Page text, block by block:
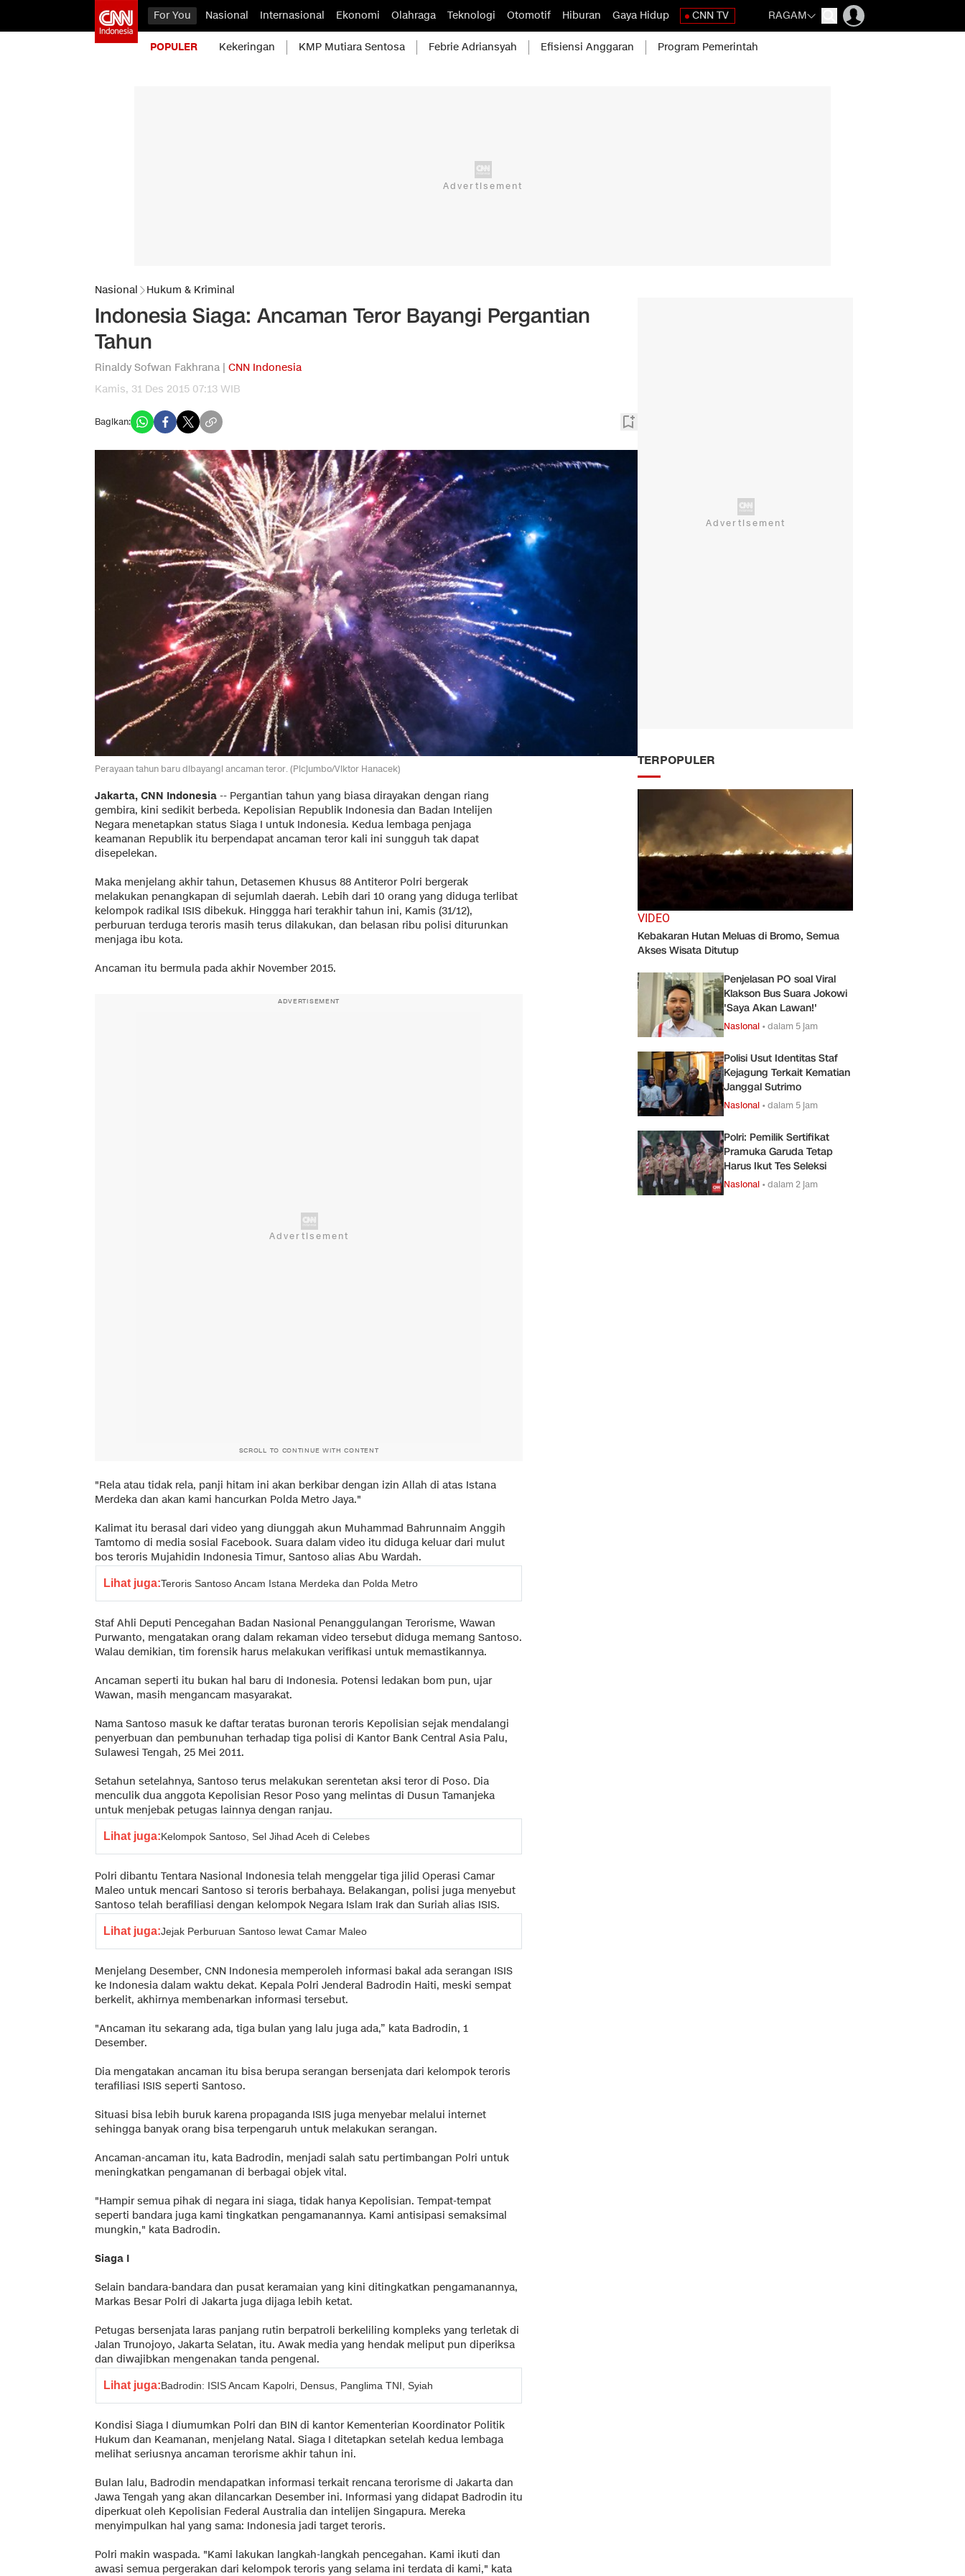
For You Nasional Internasional Ekonomi Olahraga Teknologi Otomotif Hiburan Gaya Hidup CNN TV RAGAM
POPULER Kekeringan KMP Mutiara Sentosa Febrie Adriansyah Efisiensi Anggaran Program Pemerintah
Nasional Hukum & Kriminal
Indonesia Siaga: Ancaman Teror Bayangi Pergantian
Tahun
Rinaldy Sofwan Fakhrana | CNN Indonesia
Kamis, 31 Des 2015 07:13 WIB
Bagikan:
Perayaan tahun baru dibayangi ancaman teror. (Picjumbo/Viktor Hanacek)
Jakarta, CNN Indonesia -- Pergantian tahun yang biasa dirayakan dengan riang
gembira, kini sedikit berbeda. Kepolisian Republik Indonesia dan Badan Intelijen
Negara menetapkan status Siaga I untuk Indonesia. Kedua lembaga penjaga
keamanan Republik itu berpendapat ancaman teror kali ini sungguh tak dapat
disepelekan.
Maka menjelang akhir tahun, Detasemen Khusus 88 Antiteror Polri bergerak
melakukan penangkapan di sejumlah daerah. Lebih dari 10 orang yang diduga terlibat
kelompok radikal ISIS dibekuk. Hinggga hari terakhir tahun ini, Kamis (31/12),
perburuan terduga teroris masih terus dilakukan, dan belasan ribu polisi diturunkan
menjaga ibu kota.
Ancaman itu bermula pada akhir November 2015.
ADVERTISEMENT
SCROLL TO CONTINUE WITH CONTENT
"Rela atau tidak rela, panji hitam ini akan berkibar dengan izin Allah di atas Istana
Merdeka dan akan kami hancurkan Polda Metro Jaya."
Kalimat itu berasal dari video yang diunggah akun Muhammad Bahrunnaim Anggih
Tamtomo di media sosial Facebook. Suara dalam video itu diduga keluar dari mulut
bos teroris Mujahidin Indonesia Timur, Santoso alias Abu Wardah.
Lihat juga:Teroris Santoso Ancam Istana Merdeka dan Polda Metro
Staf Ahli Deputi Pencegahan Badan Nasional Penanggulangan Terorisme, Wawan
Purwanto, mengatakan orang dalam rekaman video tersebut diduga memang Santoso.
Walau demikian, tim forensik harus melakukan verifikasi untuk memastikannya.
Ancaman seperti itu bukan hal baru di Indonesia. Potensi ledakan bom pun, ujar
Wawan, masih mengancam masyarakat.
Nama Santoso masuk ke daftar teratas buronan teroris Kepolisian sejak mendalangi
penyerbuan dan pembunuhan terhadap tiga polisi di Kantor Bank Central Asia Palu,
Sulawesi Tengah, 25 Mei 2011.
Setahun setelahnya, Santoso terus melakukan serentetan aksi teror di Poso. Dia
menculik dua anggota Kepolisian Resor Poso yang melintas di Dusun Tamanjeka
untuk menjebak petugas lainnya dengan ranjau.
Lihat juga:Kelompok Santoso, Sel Jihad Aceh di Celebes
Polri dibantu Tentara Nasional Indonesia telah menggelar tiga jilid Operasi Camar
Maleo untuk mencari Santoso si teroris berbahaya. Belakangan, polisi juga menyebut
Santoso telah berafiliasi dengan kelompok Negara Islam Irak dan Suriah alias ISIS.
Lihat juga:Jejak Perburuan Santoso lewat Camar Maleo
Menjelang Desember, CNN Indonesia memperoleh informasi bakal ada serangan ISIS
ke Indonesia dalam waktu dekat. Kepala Polri Jenderal Badrodin Haiti, meski sempat
berkelit, akhirnya membenarkan informasi tersebut.
"Ancaman itu sekarang ada, tiga bulan yang lalu juga ada,” kata Badrodin, 1
Desember.
Dia mengatakan ancaman itu bisa berupa serangan bersenjata dari kelompok teroris
terafiliasi ISIS seperti Santoso.
Situasi bisa lebih buruk karena propaganda ISIS juga menyebar melalui internet
sehingga banyak orang bisa terpengaruh untuk melakukan serangan.
Ancaman-ancaman itu, kata Badrodin, menjadi salah satu pertimbangan Polri untuk
meningkatkan pengamanan di berbagai objek vital.
"Hampir semua pihak di negara ini siaga, tidak hanya Kepolisian. Tempat-tempat
seperti bandara juga kami tingkatkan pengamanannya. Kami antisipasi semaksimal
mungkin," kata Badrodin.
Siaga I
Selain bandara-bandara dan pusat keramaian yang kini ditingkatkan pengamanannya,
Markas Besar Polri di Jakarta juga dijaga lebih ketat.
Petugas bersenjata laras panjang rutin berpatroli berkeliling kompleks yang terletak di
Jalan Trunojoyo, Jakarta Selatan, itu. Awak media yang hendak meliput pun diperiksa
dan diwajibkan mengenakan tanda pengenal.
Lihat juga:Badrodin: ISIS Ancam Kapolri, Densus, Panglima TNI, Syiah
Kondisi Siaga I diumumkan Polri dan BIN di kantor Kementerian Koordinator Politik
Hukum dan Keamanan, menjelang Natal. Siaga I ditetapkan setelah kedua lembaga
melihat seriusnya ancaman terorisme akhir tahun ini.
Bulan lalu, Badrodin mendapatkan informasi terkait rencana terorisme di Jakarta dan
Jawa Tengah yang akan dilancarkan Desember ini. Informasi yang didapat Badrodin itu
diperkuat oleh Kepolisian Federal Australia dan intelijen Singapura. Mereka
menyimpulkan hal yang sama: Indonesia jadi target teroris.
Polri makin waspada. "Kami lakukan langkah-langkah pencegahan. Kami ikuti dan
awasi semua pergerakan dari kelompok teroris yang selama ini terdata di kami," kata
TERPOPULER
VIDEO
Kebakaran Hutan Meluas di Bromo, Semua
Akses Wisata Ditutup
Penjelasan PO soal Viral
Klakson Bus Suara Jokowi
'Saya Akan Lawan!'
Nasional •dalam 5 jam
Polisi Usut Identitas Staf
Kejagung Terkait Kematian
Janggal Sutrimo
Nasional •dalam 5 jam
Polri: Pemilik Sertifikat
Pramuka Garuda Tetap
Harus Ikut Tes Seleksi
Nasional •dalam 2 jam